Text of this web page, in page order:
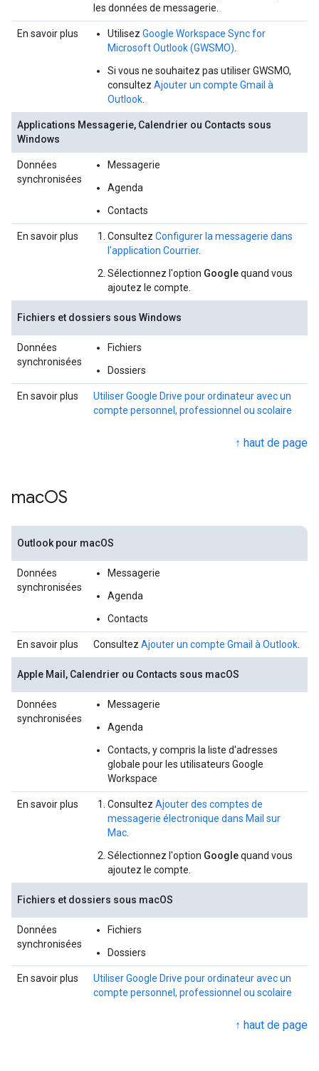
les données de messagerie.
En savoir plus Utilisez Google Workspace Sync for
Microsoft Outlook (GWSMO)
Si vous ne souhaitez pas utiliser GWSMO,
consultez Ajouter un compte Gmail à
Outlook
Applications Messagerie, Calendrier ou Contacts sous
Windows
Données
synchronisées
Messagerie
Agenda
Contacts
En savoir plus Consultez Configurer la messagerie dans
l'application Courrier.
Sélectionnez l'option Googlequand vous
ajoutez le compte.
Fichiers et dossiers sous Windows
Données
synchronisées
Fichiers
Dossiers
En savoir plus
Utiliser Google Drive pour ordinateur avec un
compte personnel, professionnel ou scolaire
↑ haut de page
macOS
Outlook pour macOS
Données
synchronisées
Messagerie
Agenda
Contacts
En savoir plus Consultez Ajouter un compte Gmail à Outlook
Apple Mail, Calendrier ou Contacts sous macOS
Données
synchronisées
Messagerie
Agenda
Contacts, y compris la liste d'adresses
globale pour les utilisateurs Google
Workspace
En savoir plus Consultez Ajouter des comptes de
messagerie électronique dans Mail sur
Mac
Sélectionnez l'option Googlequand vous
ajoutez le compte.
Fichiers et dossiers sous macOS
Données
synchronisées
Fichiers
Dossiers
En savoir plus
Utiliser Google Drive pour ordinateur avec un
compte personnel, professionnel ou scolaire
↑ haut de page